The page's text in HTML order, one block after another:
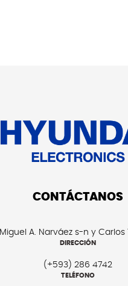
CONTÁCTANOS
Miguel A. Narváez s-n y Carlos
DIRECCIÓN
(+593) 286 4742
TELÉFONO